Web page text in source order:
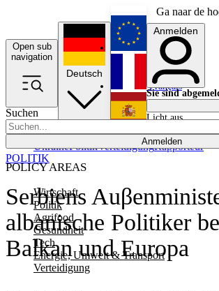
Ga naar de
Open sub
navigation
Suchen
Anmelden
POLICY AREAS
Wirtschaft
Politik
Agrifood
Gesundheit
Tech
Energie, Umwelt & Transport
Verteidigung
UkrainePolitikVerteidigungRapporteur
Deutsch
English
Français
Anmelden
Sie sind
Licht aus
Serbiens
albanische Politiker
Balkan und Europa
POLITIK